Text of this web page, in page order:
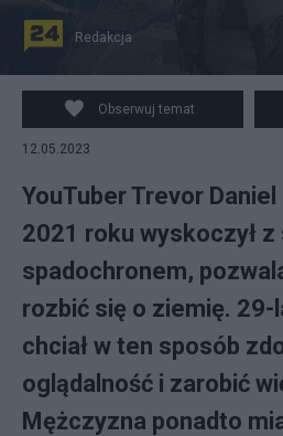
Kadr ze wspomnianego filmu
(fot. YouTube)
Redakcja
Obserwuj temat
12.05.2023
YouTuber Trevor
2021 roku wyskoczył
spadochronem,
rozbić się o ziemię. 29-
chciał w ten sposób
oglądalność i zarobić
Mężczyzna ponadto